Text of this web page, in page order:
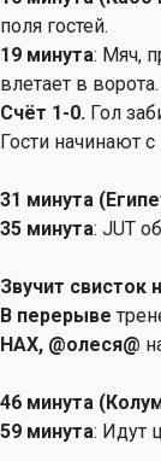
поля гостей.
19 минута: Мяч,
влетает в ворота.
Счёт 1-0. Гол
Гости начинают с
31 минута
35 минута: JUT
Звучит свисток
В перерыве
HAX, @олеся@
46 минута
59 минута: Идут